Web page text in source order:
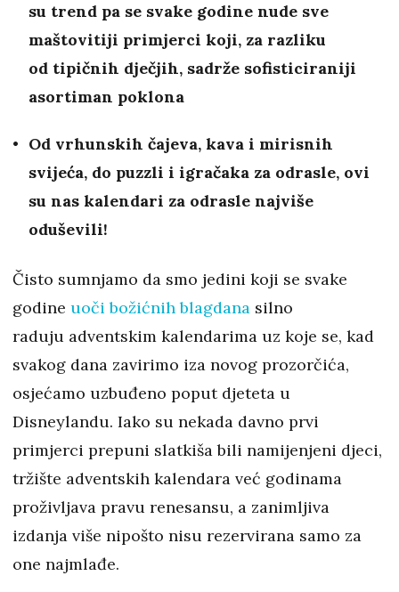
su trend pa se svake godine nude sve
maštovitiji primjerci koji, za razliku
od tipičnih dječjih, sadrže sofisticiraniji
asortiman poklona
Od vrhunskih čajeva, kava i mirisnih
svijeća, do puzzli i igračaka za odrasle, ovi
su nas kalendari za odrasle najviše
oduševili!
Čisto sumnjamo da smo jedini koji se svake
godine uoči božićnih blagdana silno
raduju adventskim kalendarima uz koje se, kad
svakog dana zavirimo iza novog prozorčića,
osjećamo uzbuđeno poput djeteta u
Disneylandu. Iako su nekada davno prvi
primjerci prepuni slatkiša bili namijenjeni djeci,
tržište adventskih kalendara već godinama
proživljava pravu renesansu, a zanimljiva
izdanja više nipošto nisu rezervirana samo za
one najmlađe.